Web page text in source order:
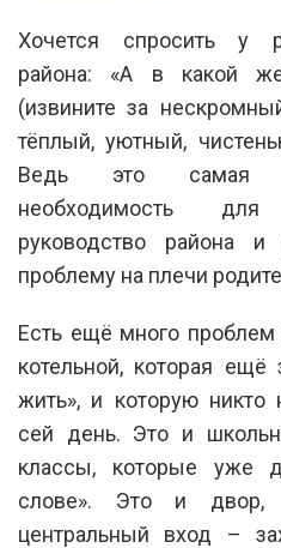
Хочется спросить у
района: «А в какой
(извините за
тёплый, уютный,
Ведь это самая
необходимость
руководство района
проблему на плечи
Есть ещё много
котельной, которая
жить», и которую никто
сей день. Это и
классы, которые уже
слове». Это и двор,
центральный вход –